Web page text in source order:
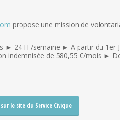
propose une mission de
► 24 H /semaine ► A partir du 1er
indemnisée de 580,55 €/mois ►
le site du Service Civique